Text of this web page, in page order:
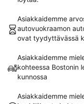
Asiakkaidemme
autovuokraamon
ovat tyydyttävässä
Asiakkaidemme
kohteessa Bostonin
kunnossa
Asiakkaidemme